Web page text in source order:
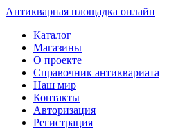
Антикварная площадка онлайн
Каталог
Магазины
О проекте
Справочник антиквариата
Наш мир
Контакты
Авторизация
Регистрация